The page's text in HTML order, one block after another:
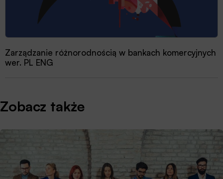
Zarządzanie różnorodnością w bankach komercyjnych
wer. PL ENG
Zobacz także